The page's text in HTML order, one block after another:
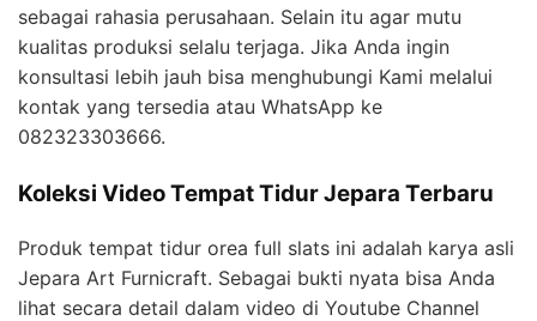
sebagai rahasia perusahaan. Selain itu agar mutu
kualitas produksi selalu terjaga. Jika Anda ingin
konsultasi lebih jauh bisa menghubungi Kami melalui
kontak yang tersedia atau WhatsApp ke
082323303666.
Koleksi Video Tempat Tidur Jepara Terbaru
Produk tempat tidur orea full slats ini adalah karya asli
Jepara Art Furnicraft. Sebagai bukti nyata bisa Anda
lihat secara detail dalam video di Youtube Channel